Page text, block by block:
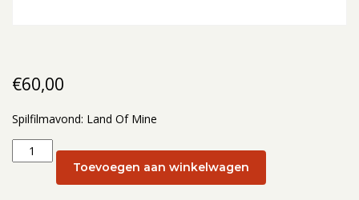
€60,00
Spilfilmavond: Land Of Mine
Spilfilmavond:
Land
Toevoegen aan winkelwagen